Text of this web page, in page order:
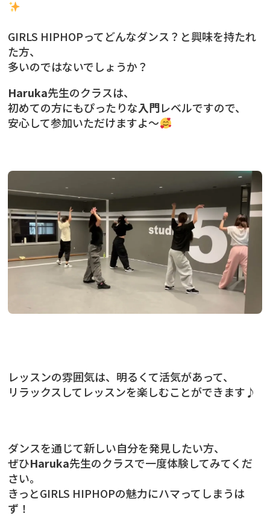
GIRLS HIPHOPってどんなダンス？と興味を持たれ
た方、
多いのではないでしょうか？
Haruka先生のクラスは、
初めての方にもぴったりな入門レベルですので、
安心して参加いただけますよ〜
レッスンの雰囲気は、明るくて活気があって、
リラックスしてレッスンを楽しむことができます♪
ダンスを通じて新しい自分を発見したい方、
ぜひHaruka先生のクラスで一度体験してみてくだ
さい。
きっとGIRLS HIPHOPの魅力にハマってしまうは
ず！